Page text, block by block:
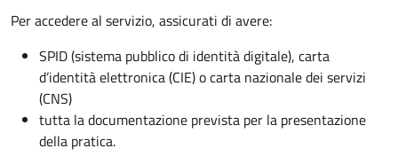
Per accedere al servizio, assicurati di avere:
SPID (sistema pubblico di identità digitale), carta
d’identità elettronica (CIE) o carta nazionale dei servizi
(CNS)
tutta la documentazione prevista per la presentazione
della pratica.